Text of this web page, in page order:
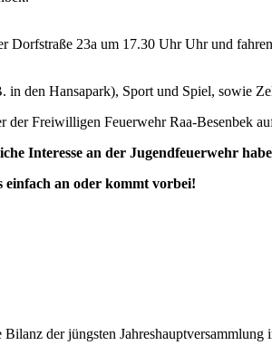
Dorfstraße 23a um 17.30 Uhr Uhr und
den Hansapark), Sport und Spiel, sowie
der Freiwilligen Feuerwehr Raa-Besenbek
Interesse an der Jugendfeuerwehr
einfach an oder kommt vorbei!
der jüngsten Jahreshauptversammlung